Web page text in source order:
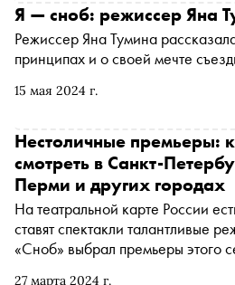
России
15 мая 2024 г.
Я — сноб: режиссер Яна
Режиссер Яна Тумина
принципах и о своей мечте
27 марта 2024 г.
Нестоличные премьеры:
смотреть в Санкт-
Перми и других городах
На театральной карте России
ставят спектакли талантливые
«Сноб» выбрал премьеры этого